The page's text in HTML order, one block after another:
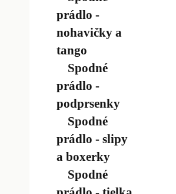
prádlo -
nohavičky a
tango
Spodné
prádlo -
podprsenky
Spodné
prádlo - slipy
a boxerky
Spodné